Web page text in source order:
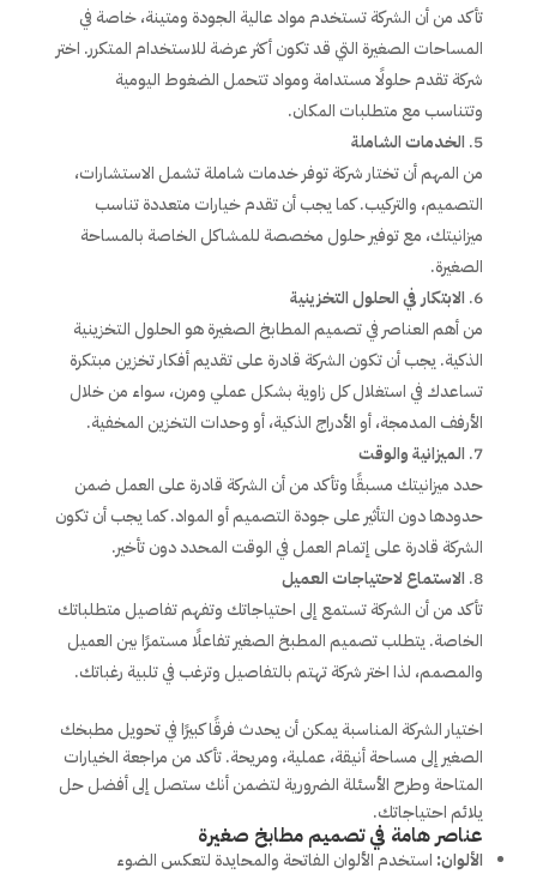
تأكد من أن الشركة تستخدم مواد عالية الجودة ومتينة، خاصة في
المساحات الصغيرة التي قد تكون أكثر عرضة للاستخدام المتكرر. اختر
شركة تقدم حلولًا مستدامة ومواد تتحمل الضغوط اليومية
وتتناسب مع متطلبات المكان.
الخدمات الشاملة
من المهم أن تختار شركة توفر خدمات شاملة تشمل الاستشارات،
التصميم، والتركيب. كما يجب أن تقدم خيارات متعددة تناسب
ميزانيتك، مع توفير حلول مخصصة للمشاكل الخاصة بالمساحة
الصغيرة.
الابتكار في الحلول التخزينية
من أهم العناصر في تصميم المطابخ الصغيرة هو الحلول التخزينية
الذكية. يجب أن تكون الشركة قادرة على تقديم أفكار تخزين مبتكرة
تساعدك في استغلال كل زاوية بشكل عملي ومرن، سواء من خلال
الأرفف المدمجة، أو الأدراج الذكية، أو وحدات التخزين المخفية.
الميزانية والوقت
حدد ميزانيتك مسبقًا وتأكد من أن الشركة قادرة على العمل ضمن
حدودها دون التأثير على جودة التصميم أو المواد. كما يجب أن تكون
الشركة قادرة على إتمام العمل في الوقت المحدد دون تأخير.
الاستماع لاحتياجات العميل
تأكد من أن الشركة تستمع إلى احتياجاتك وتفهم تفاصيل متطلباتك
الخاصة. يتطلب تصميم المطبخ الصغير تفاعلًا مستمرًا بين العميل
والمصمم، لذا اختر شركة تهتم بالتفاصيل وترغب في تلبية رغباتك.
اختيار الشركة المناسبة يمكن أن يحدث فرقًا كبيرًا في تحويل مطبخك
الصغير إلى مساحة أنيقة، عملية، ومريحة. تأكد من مراجعة الخيارات
المتاحة وطرح الأسئلة الضرورية لتضمن أنك ستصل إلى أفضل حل
يلائم احتياجاتك.
عناصر هامة في تصميم مطابخ صغيرة
الألوان: استخدم الألوان الفاتحة والمحايدة لتعكس الضوء